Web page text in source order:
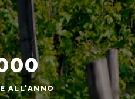
ALL'ANNO